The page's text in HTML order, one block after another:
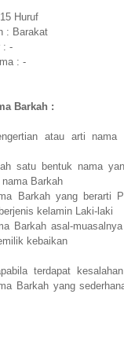
Huruf
: Barakat
: -
: -
Barkah :
atau arti nama
satu bentuk nama
Barkah
Barkah yang berarti
kelamin Laki-laki
Barkah asal-
kebaikan
terdapat
Barkah yang